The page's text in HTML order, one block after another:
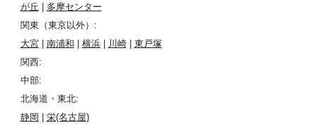
が丘 | 多摩センター
関東（東京以外）:
大宮| 南浦和 | 横浜| 川崎| 東戸塚
関西:
中部:
北海道・東北:
静岡 | 栄(名古屋)